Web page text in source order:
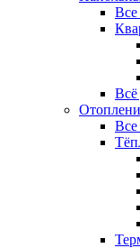
Все
Всё
Все